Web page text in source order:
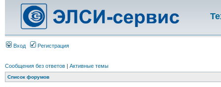
Вход Регистрация
Сообщения без ответов | Активные темы
Список форумов